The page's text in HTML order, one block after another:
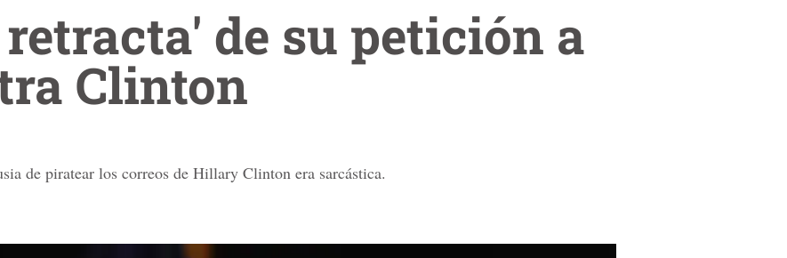
de su petición a
Clinton
de piratear los correos de Hillary Clinton era sarcástica.